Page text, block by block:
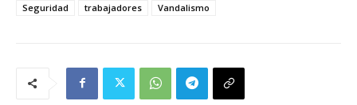
Seguridad
trabajadores Vandalismo